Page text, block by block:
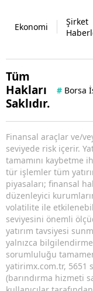
Ekonomi
Şirket
Tüm
Hakları
Saklıdır.
# Borsa
Finansal araçlar ve/
seviyede risk içerir.
tamamını kaybetme
tür işlemler tüm
piyasaları; finansal
düzenleyici
volatilite ile
seviyesini önemli
yatırım tavsiyesi
yalnızca
sorumluluğu
yatirimx.com.tr, 5651
(barındırma hizmeti